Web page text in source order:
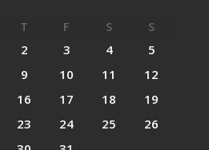
T F S
S
2 3 4
5
9 10 11
12
16 17 18
19
23 24 25
26